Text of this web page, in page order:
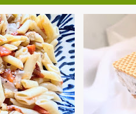
PASTA GALETES